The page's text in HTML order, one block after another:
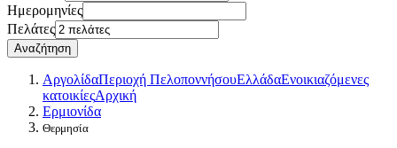
Ημερομηνίες
Πελάτες
Αναζήτηση
ΑργολίδαΠεριοχή ΠελοποννήσουΕλλάδαΕνοικιαζόμενες
κατοικίεςΑρχική
Ερμιονίδα
Θερμησία